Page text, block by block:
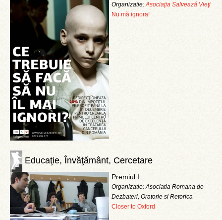
Organizatie:Asociaţia Salvează Vieţi
Nu mă ignora!
Educaţie, Învăţământ, Cercetare
Premiul I
Organizatie: Asociatia Romana de
Dezbateri, Oratorie si Retorica
Closer to Oxford